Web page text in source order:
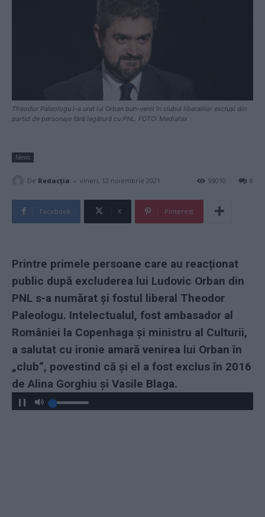
Theodor Paleologu i-a urat lui Orban bun-venit în clubul liberalilor excluși din
partid de personaje fără legătură cu PNL. FOTO: Mediafax
News
De Redacţia - vineri, 12 noiembrie 2021 8
99010
Facebook X Pinterest
Printre primele persoane care au reacționat
public după excluderea lui Ludovic Orban din
PNL s-a numărat și fostul liberal Theodor
Paleologu. Intelectualul, fost ambasador al
României la Copenhaga și ministru al Culturii,
a salutat cu ironie amară venirea lui Orban în
„club“, povestind că și el a fost exclus în 2016
de Alina Gorghiu și Vasile Blaga.